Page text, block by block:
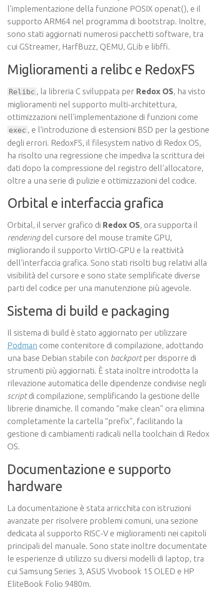
l’implementazione della funzione POSIX openat(), e il
supporto ARM64 nel programma di bootstrap. Inoltre,
sono stati aggiornati numerosi pacchetti software, tra
cui GStreamer, HarfBuzz, QEMU, GLib e libffi.
Miglioramenti a relibc e RedoxFS
Relibc , la libreria C sviluppata per Redox OS , ha visto
miglioramenti nel supporto multi-architettura,
ottimizzazioni nell’implementazione di funzioni come
exec
, e l’introduzione di estensioni BSD per la gestione
degli errori. RedoxFS, il filesystem nativo di Redox OS,
ha risolto una regressione che impediva la scrittura dei
dati dopo la compressione del registro dell’allocatore,
oltre a una serie di pulizie e ottimizzazioni del codice.
Orbital e interfaccia grafica
Orbital, il server grafico di Redox OS, ora supporta il
renderingdel cursore del mouse tramite GPU,
migliorando il supporto VirtIO-GPU e la reattività
dell’interfaccia grafica. Sono stati risolti bug relativi alla
visibilità del cursore e sono state semplificate diverse
parti del codice per una manutenzione più agevole.
Sistema di build e packaging
Il sistema di build è stato aggiornato per utilizzare
Podman come contenitore di compilazione, adottando
una base Debian stabile con backportper disporre di
strumenti più aggiornati. È stata inoltre introdotta la
rilevazione automatica delle dipendenze condivise negli
scriptdi compilazione, semplificando la gestione delle
librerie dinamiche. Il comando “make clean” ora elimina
completamente la cartella “prefix”, facilitando la
gestione di cambiamenti radicali nella toolchain di Redox
OS.
Documentazione e supporto
hardware
La documentazione è stata arricchita con istruzioni
avanzate per risolvere problemi comuni, una sezione
dedicata al supporto RISC-V e miglioramenti nei capitoli
principali del manuale. Sono state inoltre documentate
le esperienze di utilizzo su diversi modelli di laptop, tra
cui Samsung Series 3, ASUS Vivobook 15 OLED e HP
EliteBook Folio 9480m.